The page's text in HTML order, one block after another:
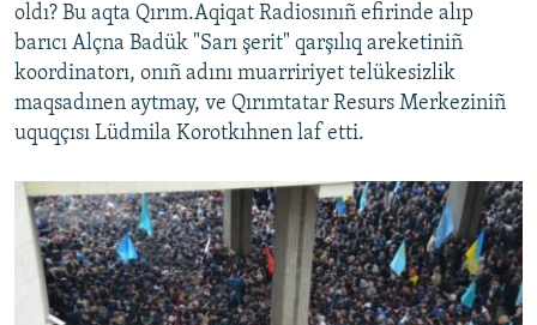
oldı? Bu aqta Qırım.Aqiqat Radiosınıñ efirinde alıp
barıcı Alçna Badük "Sarı şerit" qarşılıq areketiniñ
koordinatorı, onıñ adını muarririyet telükesizlik
maqsadınen aytmay, ve Qırımtatar Resurs Merkeziniñ
uquqçısı Lüdmila Korotkıhnen laf etti.